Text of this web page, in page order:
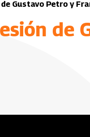
Gustavo Petro y
de